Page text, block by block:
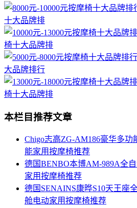
十大品牌排
椅十大品牌排
大品牌排行
椅十大品牌排
本栏目推荐文章
Chigo志高ZG-AM186豪华多功
能家用按摩椅推荐
德国BENBO本博AM-989A全
家用按摩椅推荐
德国SENAINS康晔S10天王座
舱电动家用按摩椅推荐